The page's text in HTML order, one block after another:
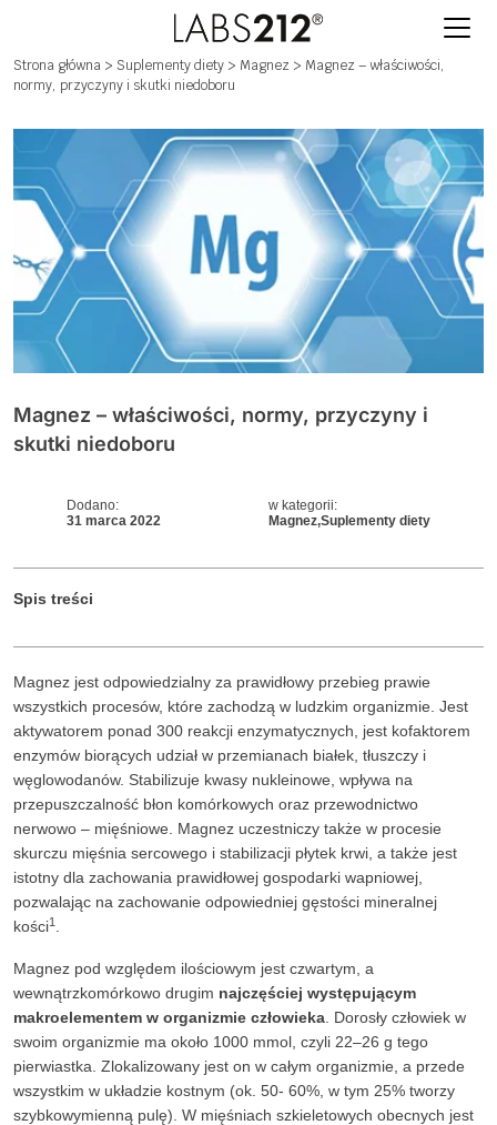
Strona główna > Suplementy diety > Magnez > Magnez – właściwości,
normy, przyczyny i skutki niedoboru
Magnez – właściwości, normy, przyczyny i
skutki niedoboru
Dodano:
31 marca 2022
w kategorii:
Magnez Suplementy diety
Spis treści
Magnez jest odpowiedzialny za prawidłowy przebieg prawie
wszystkich procesów, które zachodzą w ludzkim organizmie. Jest
aktywatorem ponad 300 reakcji enzymatycznych, jest kofaktorem
enzymów biorących udział w przemianach białek, tłuszczy i
węglowodanów. Stabilizuje kwasy nukleinowe, wpływa na
przepuszczalność błon komórkowych oraz przewodnictwo
nerwowo – mięśniowe. Magnez uczestniczy także w procesie
skurczu mięśnia sercowego i stabilizacji płytek krwi, a także jest
istotny dla zachowania prawidłowej gospodarki wapniowej,
pozwalając na zachowanie odpowiedniej gęstości mineralnej
kości1
Magnez pod względem ilościowym jest czwartym, a
wewnątrzkomórkowo drugim najczęściej występującym
makroelementem w organizmie człowieka . Dorosły człowiek w
swoim organizmie ma około 1000 mmol, czyli 22–26 g tego
pierwiastka. Zlokalizowany jest on w całym organizmie, a przede
wszystkim w układzie kostnym (ok. 50- 60%, w tym 25% tworzy
szybkowymienną pulę). W mięśniach szkieletowych obecnych jest